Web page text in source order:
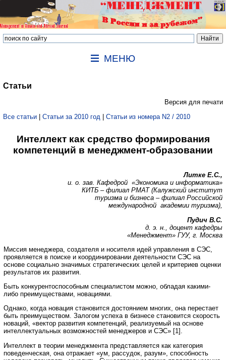
МЕНЮ
Статьи
Версия для печати
Все статьи | Статьи за 2010 год | Статьи из номера N2 / 2010
Интеллект как средство формирования
компетенций в менеджмент-образовании
Литке Е.С.,
и. о. зав. Кафедрой «Экономика и информатика»
КИТБ – филиал РМАТ (Калужский институт
туризма и бизнеса – филиал Российской
международной академии туризма),
Пудич В.С.
д. э. н., доцент кафедры
«Менеджмент» ГУУ, г. Москва
Миссия менеджера, создателя и носителя идей управления в СЭС,
проявляется в поиске и координировании деятельности СЭС на
основе социально значимых стратегических целей и критериев оценки
результатов их развития.
Быть конкурентоспособным специалистом можно, обладая какими-
либо преимуществами, новациями.
Однако, когда новация становится достоянием многих, она перестает
быть преимуществом. Залогом успеха в бизнесе становится скорость
новаций, «вектор развития компетенций, реализуемый на основе
интеллектуальных возможностей менеджеров и СЭС» [1].
Интеллект в теории менеджмента представляется как категория
поведенческая, она отражает «ум, рассудок, разум», способность